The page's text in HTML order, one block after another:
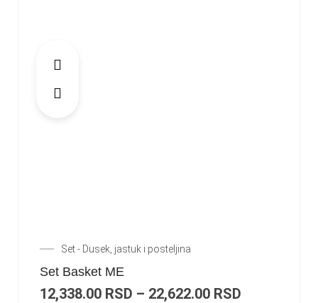
Set - Dusek, jastuk i posteljina
Set Basket ME
12,338.00 RSD – 22,622.00 RSD